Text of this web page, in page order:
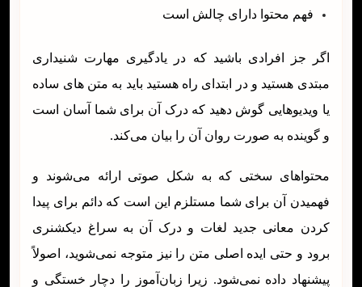
فهم محتوا دارای چالش است
اگر جز افرادی باشید که در یادگیری مهارت شنیداری
مبتدی هستید و در ابتدای راه هستید باید به متن های ساده
یا ویدیوهایی گوش دهید که درک آن برای شما آسان است
و گوینده به صورت روان آن را بیان می‌کند.
محتواهای سختی که به شکل صوتی ارائه می‌شوند و
فهمیدن آن برای شما مستلزم این است که دائم برای پیدا
کردن معانی جدید لغات و درک آن به سراغ دیکشنری
برود و حتی ایده اصلی متن را نیز متوجه نمی‌شوید، اصولاً
پیشنهاد داده نمی‌شود. زیرا زبان‌آموز را دچار خستگی و